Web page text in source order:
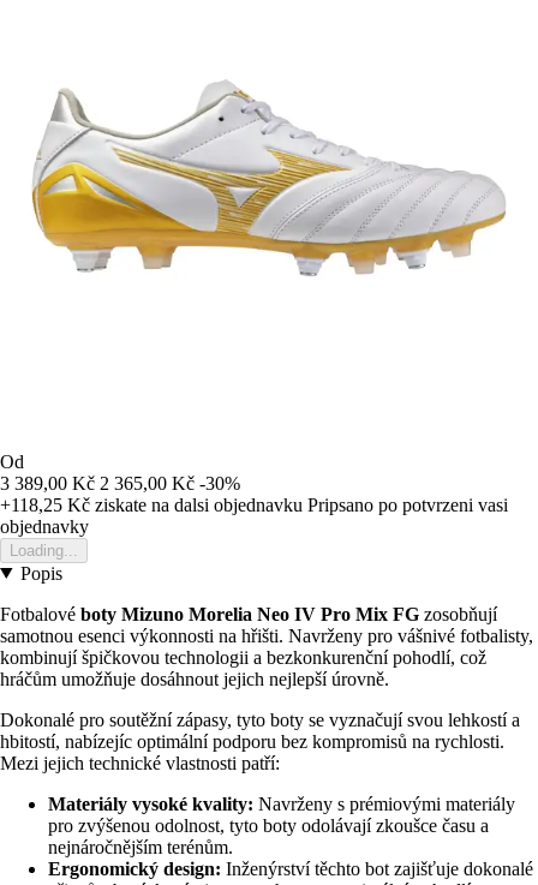
Od
3 389,00 Kč 2 365,00 Kč -30%
+118,25 Kč ziskate na dalsi objednavku Pripsano po potvrzeni vasi
objednavky
Loading...
Popis
Fotbalové boty Mizuno Morelia Neo IV Pro Mix FG zosobňují
samotnou esenci výkonnosti na hřišti. Navrženy pro vášnivé fotbalisty,
kombinují špičkovou technologii a bezkonkurenční pohodlí, což
hráčům umožňuje dosáhnout jejich nejlepší úrovně.
Dokonalé pro soutěžní zápasy, tyto boty se vyznačují svou lehkostí a
hbitostí, nabízejíc optimální podporu bez kompromisů na rychlosti.
Mezi jejich technické vlastnosti patří:
Materiály vysoké kvality: Navrženy s prémiovými materiály
pro zvýšenou odolnost, tyto boty odolávají zkoušce času a
nejnáročnějším terénům.
Ergonomický design: Inženýrství těchto bot zajišťuje dokonalé